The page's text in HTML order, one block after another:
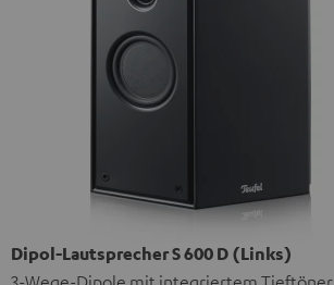
Dipol-Lautsprecher S 600 D (Links)